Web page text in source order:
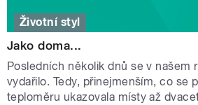
Životní styl
Jako doma...
Posledních několik dnů se v našem
vydařilo. Tedy, přinejmenším, co se
teploměru ukazovala místy až